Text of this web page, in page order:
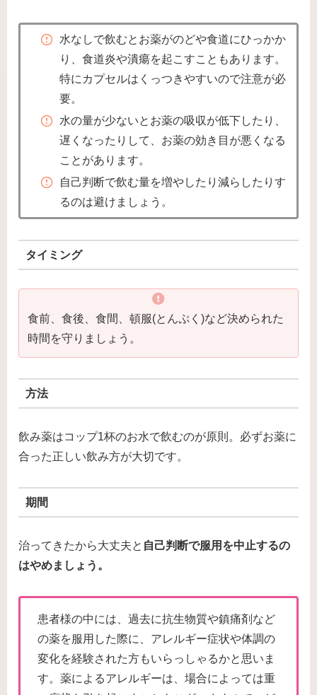
水なしで飲むとお薬がのどや食道にひっかか
り、食道炎や潰瘍を起こすこともあります。
特にカプセルはくっつきやすいので注意が必
要。
水の量が少ないとお薬の吸収が低下したり、
遅くなったりして、お薬の効き目が悪くなる
ことがあります。
自己判断で飲む量を増やしたり減らしたりす
るのは避けましょう。
タイミング
食前、食後、食間、頓服(とんぷく)など決められた
時間を守りましょう。
方法
飲み薬はコップ1杯のお水で飲むのが原則。必ずお薬に
合った正しい飲み方が大切です。
期間
治ってきたから大丈夫と 自己判断で服用を中止するの
はやめましょう。
患者様の中には、過去に抗生物質や鎮痛剤など
の薬を服用した際に、アレルギー症状や体調の
変化を経験された方もいらっしゃるかと思いま
す。薬によるアレルギーは、場合によっては重